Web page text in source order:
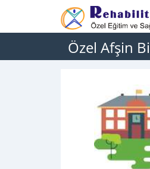
Özel Afşin